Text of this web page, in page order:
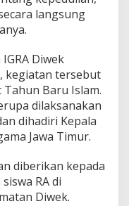
langsung
Diwek
kegiatan tersebut
Baru Islam.
dilaksanakan
dihadiri Kepala
Jawa Timur.
diberikan kepada
RA di
Diwek.